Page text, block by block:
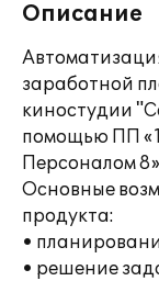
Описание
заработной
киностудии
помощью ПП
Персоналом
Основные
продукта:
•
• решение